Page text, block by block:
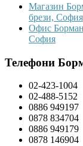
Магазин
брези, София
Офис
София
Телефони
02-423-1004
02-488-5152
0886 949197
0878 834704
0886 949179
0878 146904